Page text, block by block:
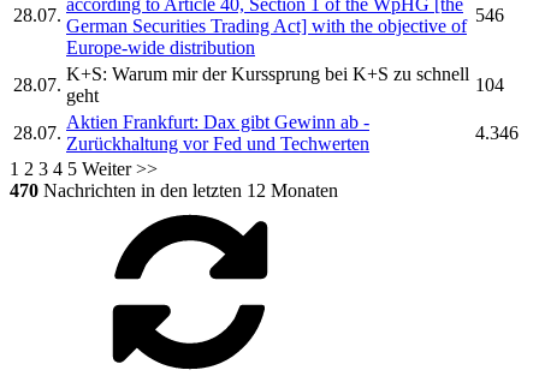
28.07.
German Securities Trading Act] with the objective of
Europe-wide distribution
546
28.07.
K+S: Warum mir der Kurssprung bei K+S zu schnell
geht
104
28.07.
Aktien Frankfurt: Dax gibt Gewinn ab -
Zurückhaltung vor Fed und Techwerten
4.346
1 2 3 4 5 Weiter >>
470 Nachrichten in den letzten 12 Monaten